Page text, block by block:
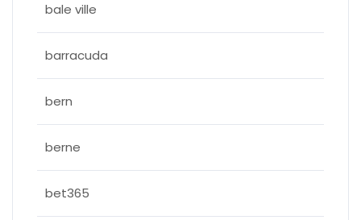
bale ville
barracuda
bern
berne
bet365